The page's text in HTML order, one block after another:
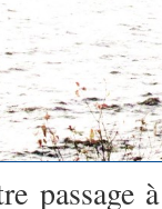
passage